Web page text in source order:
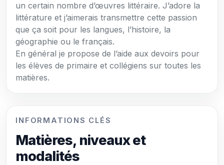
un certain nombre d’œuvres littéraire. J’adore la
littérature et j’aimerais transmettre cette passion
que ça soit pour les langues, l’histoire, la
géographie ou le français.
En général je propose de l’aide aux devoirs pour
les élèves de primaire et collégiens sur toutes les
matières.
INFORMATIONS CLÉS
Matières, niveaux et
modalités